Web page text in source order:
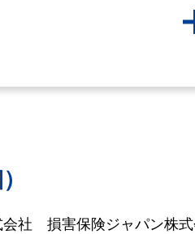
会社 損害保険ジャパン株